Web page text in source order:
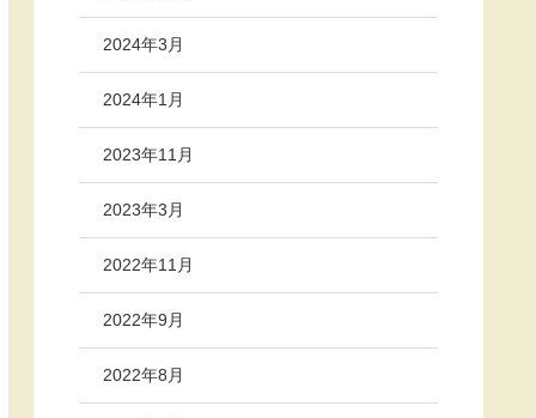
2024年3月
2024年1月
2023年11月
2023年3月
2022年11月
2022年9月
2022年8月